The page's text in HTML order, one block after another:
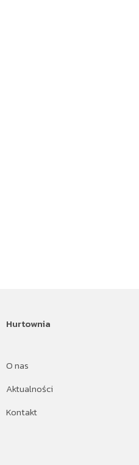
Hurtownia
O nas
Aktualności
Kontakt